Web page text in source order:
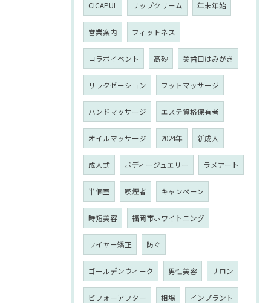
CICAPUL リップクリーム 年末年始
営業案内 フィットネス
コラボイベント 高砂 美歯口はみがき
リラクゼーション フットマッサージ
ハンドマッサージ エステ資格保有者
オイルマッサージ 2024年 新成人
成人式 ボディージュエリー ラメアート
半個室 喫煙者 キャンペーン
時短美容 福岡市ホワイトニング
ワイヤー矯正 防ぐ
ゴールデンウィーク 男性美容 サロン
ビフォーアフター 相場 インプラント